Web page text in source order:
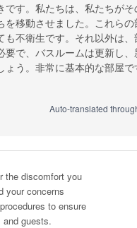
す。私たちは、私たちが
移動させました。これら
不衛生です。それ以外は
で、バスルームは更新し
う。非常に基本的な部屋
Auto-translated
the discomfort you
your concerns
to ensure
and guests.